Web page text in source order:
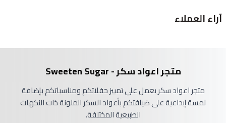
آراء العملاء
متجر اعواد سكر - Sweeten Sugar
متجر اعواد سكر يعمل على تمييز حفلاتكم ومناسباتكم بإضافة
لمسة إبداعية على ضيافتكم بأعواد السكر الملونة ذات النكهات
الطبيعية المختلفة.